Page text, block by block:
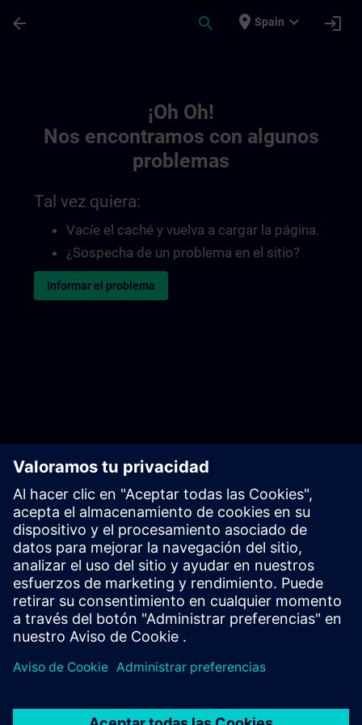
arrow_back search place Spain expand_more login
¡Oh Oh!
Nos encontramos con algunos
problemas
Tal vez quiera:
Vacíe el caché y vuelva a cargar la página.
¿Sospecha de un problema en el sitio?
Informar el problema